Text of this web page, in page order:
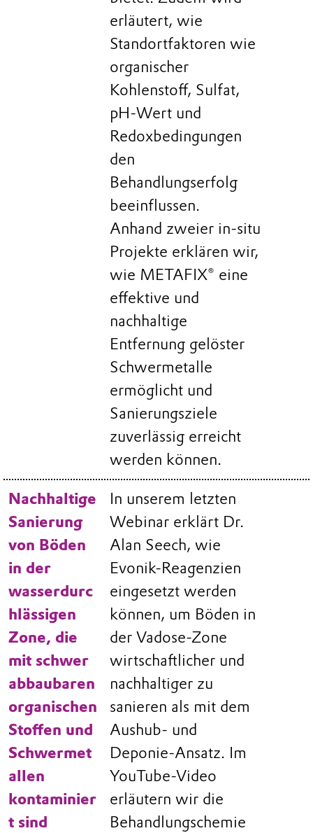
erläutert, wie
Standortfaktoren wie
organischer
Kohlenstoff, Sulfat,
pH‑Wert und
Redoxbedingungen
den
Behandlungserfolg
beeinflussen.
Anhand zweier in‑situ
Projekte erklären wir,
wie METAFIX® eine
effektive und
nachhaltige
Entfernung gelöster
Schwermetalle
ermöglicht und
Sanierungsziele
zuverlässig erreicht
werden können.
Nachhaltige
Sanierung
von Böden
in der
wasserdurc
hlässigen
Zone, die
mit schwer
abbaubaren
organischen
Stoffen und
Schwermet
allen
kontaminier
t sind
In unserem letzten
Webinar erklärt Dr.
Alan Seech, wie
Evonik-Reagenzien
eingesetzt werden
können, um Böden in
der Vadose-Zone
wirtschaftlicher und
nachhaltiger zu
sanieren als mit dem
Aushub- und
Deponie-Ansatz. Im
YouTube-Video
erläutern wir die
Behandlungschemie